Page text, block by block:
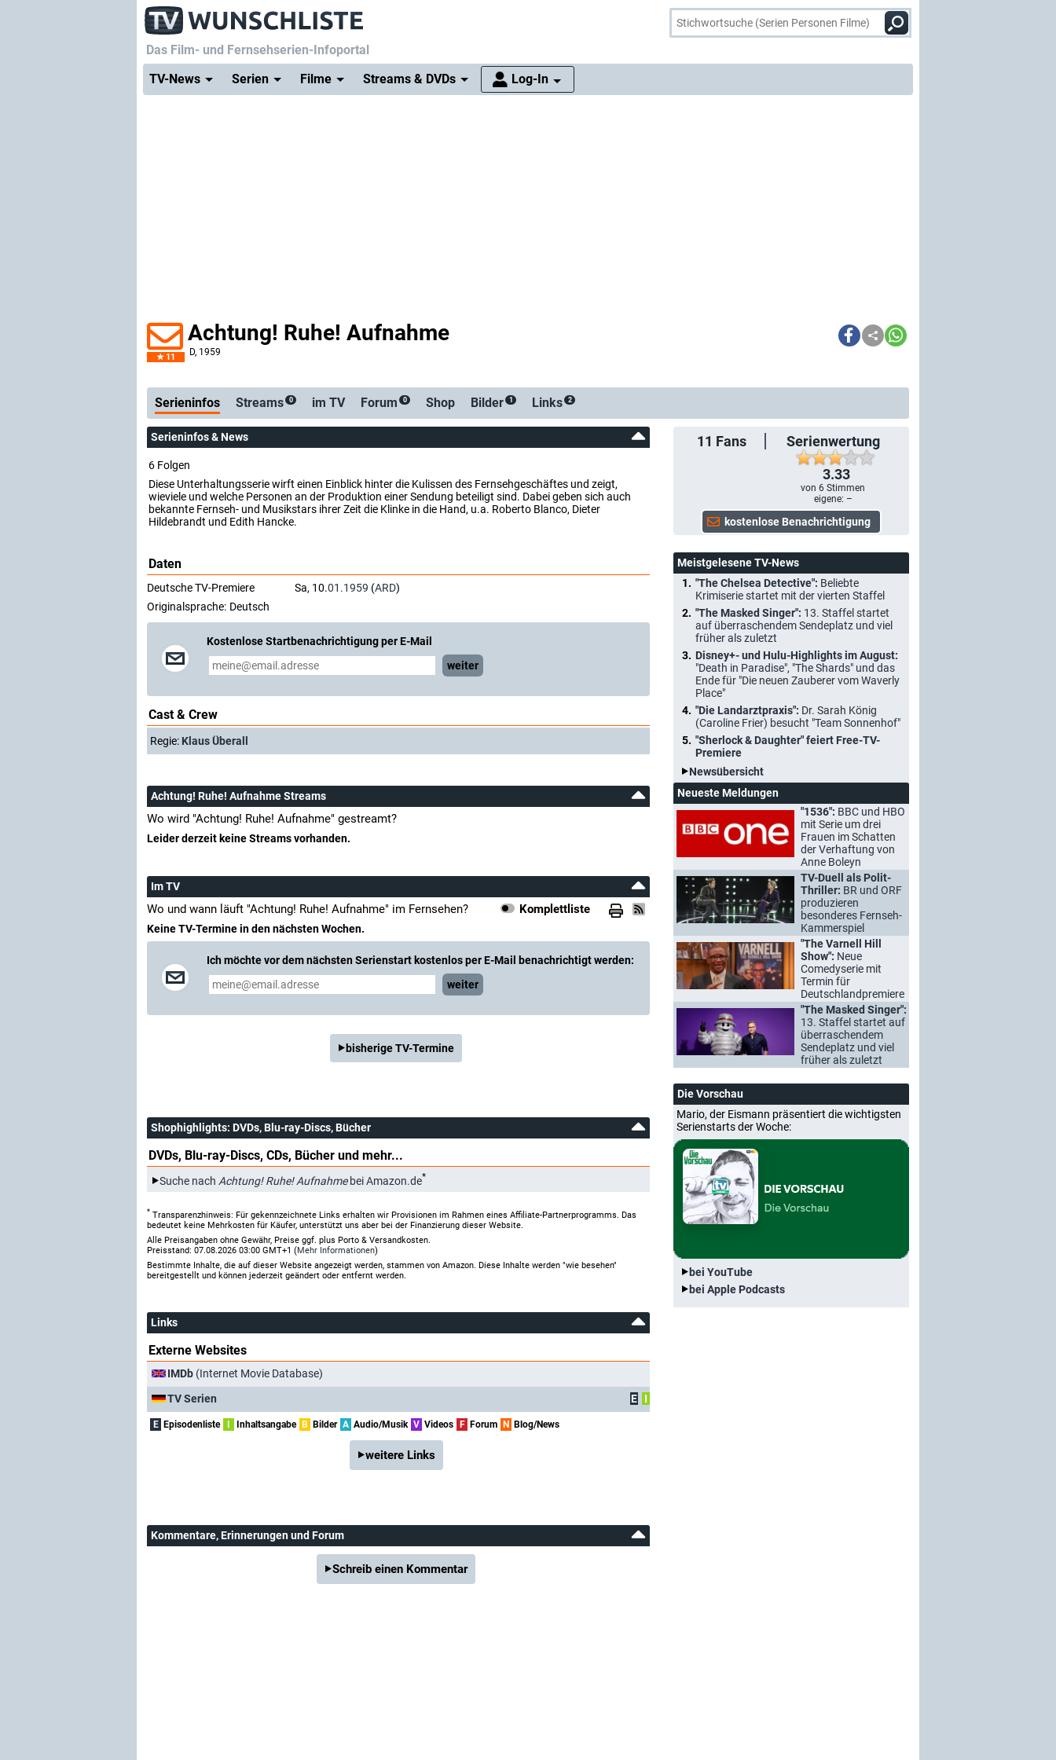
Das Film- und Fernsehserien-Infoportal
TV-News
Serien Filme Streams & DVDs Log-In
11
Achtung! Ruhe! Aufnahme
D, 1959
Serienticker
Serieninfos Streams 0 im TV Forum 0 Shop Bilder 1 Links 2
11 Fans
Serienwertung
3.33
von6 Stimmen
eigene: –
Serieninfos & News
6 Folgen
Diese Unterhaltungsserie wirft einen Einblick hinter die Kulissen des Fernsehgeschäftes und zeigt,
wieviele und welche Personen an der Produktion einer Sendung beteiligt sind. Dabei geben sich auch
bekannte Fernseh- und Musikstars ihrer Zeit die Klinke in die Hand, u.a. Roberto Blanco, Dieter
Hildebrandt und Edith Hancke.
Daten
Deutsche TV-Premiere Sa, 10.01.1959 (ARD)
Originalsprache: Deutsch
Kostenlose Startbenachrichtigung per E-Mail
weiter
Cast & Crew
Regie: Klaus Überall
Achtung! Ruhe! Aufnahme Streams
Wo wird "Achtung! Ruhe! Aufnahme" gestreamt?
Leider derzeit keine Streams vorhanden.
Im TV
Wo und wann läuft "Achtung! Ruhe! Aufnahme" im Fernsehen? Komplettliste
Keine TV-Termine in den nächsten Wochen.
Ich möchte vor dem nächsten Serienstart kostenlos per E-Mail benachrichtigt werden:
weiter
bisherige TV-Termine
Shophighlights: DVDs, Blu-ray-Discs, Bücher
DVDs, Blu-ray-Discs, CDs, Bücher und mehr...
Suche nach Achtung! Ruhe! Aufnahmebei Amazon.de*
* Transparenzhinweis: Für gekennzeichnete Links erhalten wir Provisionen im Rahmen eines Affiliate-Partnerprogramms. Das
bedeutet keine Mehrkosten für Käufer, unterstützt uns aber bei der Finanzierung dieser Website.
Alle Preisangaben ohne Gewähr, Preise ggf. plus Porto & Versandkosten.
Preisstand: 07.08.2026 03:00 GMT+1 (Mehr Informationen)
Bestimmte Inhalte, die auf dieser Website angezeigt werden, stammen von Amazon. Diese Inhalte werden "wie besehen"
bereitgestellt und können jederzeit geändert oder entfernt werden.
Links
Externe Websites
IMDb (Internet Movie Database)
TV Serien
E I
E Episodenliste I Inhaltsangabe B Bilder A Audio/Musik V Videos F Forum N Blog/News
weitere Links
Kommentare, Erinnerungen und Forum
Schreib einen Kommentar
Meistgelesene TV-News
"The Chelsea Detective": Beliebte
Krimiserie startet mit der vierten Staffel
"The Masked Singer": 13. Staffel startet
auf überraschendem Sendeplatz und viel
früher als zuletzt
Disney+- und Hulu-Highlights im August:
"Death in Paradise", "The Shards" und das
Ende für "Die neuen Zauberer vom Waverly
Place"
"Die Landarztpraxis": Dr. Sarah König
(Caroline Frier) besucht "Team Sonnenhof"
"Sherlock & Daughter" feiert Free-TV-
Premiere
Newsübersicht
Neueste Meldungen
"1536": BBC und HBO
mit Serie um drei
Frauen im Schatten
der Verhaftung von
Anne Boleyn
TV-Duell als Polit-
Thriller: BR und ORF
produzieren
besonderes Fernseh-
Kammerspiel
"The Varnell Hill
Show": Neue
Comedyserie mit
Termin für
Deutschlandpremiere
"The Masked Singer":
13. Staffel startet auf
überraschendem
Sendeplatz und viel
früher als zuletzt
Die Vorschau
Mario, der Eismann präsentiert die wichtigsten
Serienstarts der Woche:
bei YouTube
bei Apple Podcasts